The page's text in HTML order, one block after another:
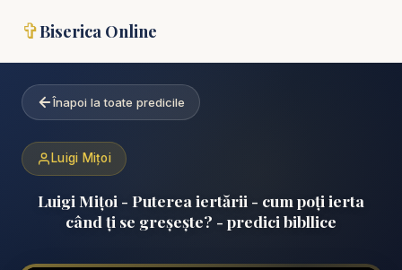
✞Biserica Online
Înapoi la toate predicile
Luigi Mițoi
Luigi Mițoi - Puterea iertării - cum poți ierta
când ți se greșește? - predici bibllice